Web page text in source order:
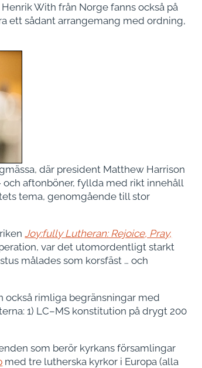
With från Norge fanns också på
ett sådant arrangemang med ordning,
där president Matthew Harrison
aftonböner, fyllda med rikt innehåll
tema, genomgående till stor
Joy:fully Lutheran: Rejoice, Pray,
var det utomordentligt starkt
målades som korsfäst … och
också rimliga begränsningar med
1) LC–MS konstitution på drygt 200
som berör kyrkans församlingar
med tre lutherska kyrkor i Europa (alla